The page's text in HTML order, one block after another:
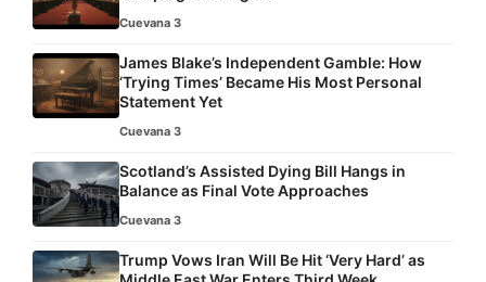
Cuevana 3
James Blake’s Independent Gamble: How
‘Trying Times’ Became His Most Personal
Statement Yet
Cuevana 3
Scotland’s Assisted Dying Bill Hangs in
Balance as Final Vote Approaches
Cuevana 3
Trump Vows Iran Will Be Hit ‘Very Hard’ as